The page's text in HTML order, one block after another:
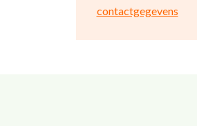
contactgegevens